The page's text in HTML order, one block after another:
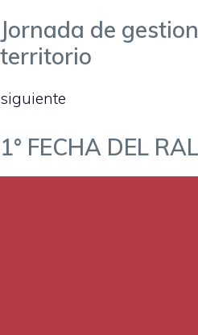
Jornada de
territorio
siguiente
1° FECHA DEL